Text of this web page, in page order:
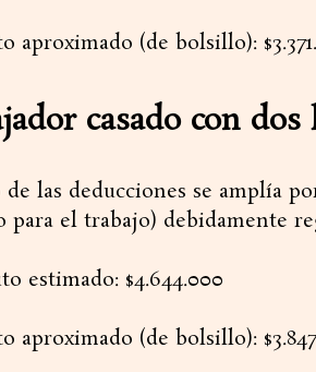
aproximado (de bolsillo):
casado con
las deducciones se amplía
para el trabajo) debidamente
estimado: $4.644.000
aproximado (de bolsillo):